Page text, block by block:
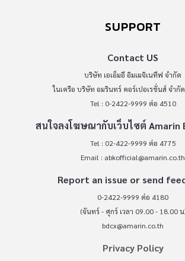
SUPPORT
Contact US
บริษัท เอเอ็มอี อิมเมจิเนทีฟ จำกัด
ในเครือ บริษัท อมรินทร์ คอร์เปอเรชั่นส์ จำกั
Tel : 0-2422-9999 ต่อ 4510
สนใจลงโฆษณากับเว็บไซต์ Amarin
Tel : 02-422-9999 ต่อ 4775
Email : abkofficial@amarin.co.th
Report an issue or send
0-2422-9999 ต่อ 4180
(จันทร์ - ศุกร์ เวลา 09.00 - 18.00 น
bdcx@amarin.co.th
Privacy Policy